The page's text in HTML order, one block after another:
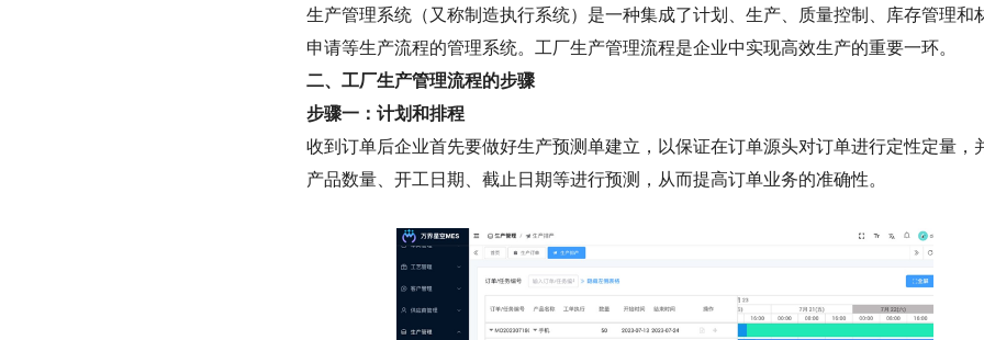
生产管理系统（又称制造执行系统）是一种集成了计划、生产、质量控制、库存管理和
申请等生产流程的管理系统。工厂生产管理流程是企业中实现高效生产的重要一环。
二、工厂生产管理流程的步骤
步骤一：计划和排程
收到订单后企业首先要做好生产预测单建立，以保证在订单源头对订单进行定性定量，
产品数量、开工日期、截止日期等进行预测，从而提高订单业务的准确性。